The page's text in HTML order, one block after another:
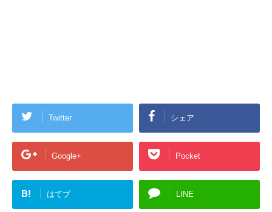
Twitter シェア
Google+ Pocket
B! はてブ LINE